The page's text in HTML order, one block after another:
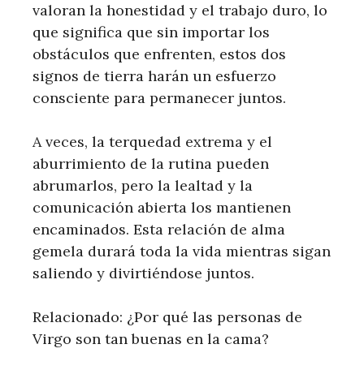
valoran la honestidad y el trabajo duro, lo
que significa que sin importar los
obstáculos que enfrenten, estos dos
signos de tierra harán un esfuerzo
consciente para permanecer juntos.
A veces, la terquedad extrema y el
aburrimiento de la rutina pueden
abrumarlos, pero la lealtad y la
comunicación abierta los mantienen
encaminados. Esta relación de alma
gemela durará toda la vida mientras sigan
saliendo y divirtiéndose juntos.
Relacionado: ¿Por qué las personas de
Virgo son tan buenas en la cama?